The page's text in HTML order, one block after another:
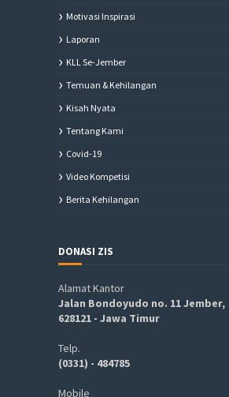
Motivasi Inspirasi
Laporan
KLL Se-Jember
Temuan & Kehilangan
Kisah Nyata
Tentang Kami
Covid-19
Video Kompetisi
Berita Kehilangan
DONASI ZIS
Alamat Kantor
Jalan Bondoyudo no. 11 Jember,
628121 - Jawa Timur
Telp.
(0331) - 484785
Mobile